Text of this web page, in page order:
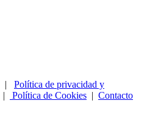
| Política de privacidad y
| Política de Cookies | Contacto